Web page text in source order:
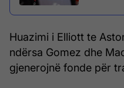
Huazimi i Elliott te
ndërsa Gomez dhe
gjenerojnë fonde për